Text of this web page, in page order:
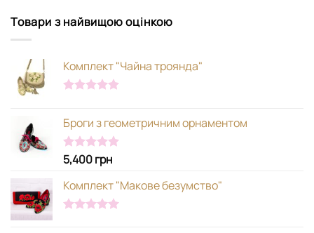
Товари з найвищою оцінкою
Комплект "Чайна троянда"
Броги з геометричним орнаментом
Оцінено в
5.00
з 5
5,400грн
Комплект "Макове безумство"